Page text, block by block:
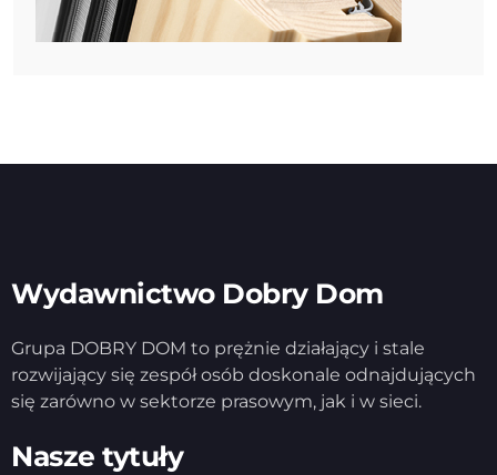
Wydawnictwo Dobry Dom
Grupa DOBRY DOM to prężnie działający i stale
rozwijający się zespół osób doskonale odnajdujących
się zarówno w sektorze prasowym, jak i w sieci.
Nasze tytuły